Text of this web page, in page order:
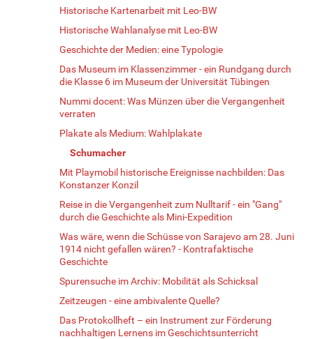
Historische Kartenarbeit mit Leo-BW
Historische Wahlanalyse mit Leo-BW
Geschichte der Medien: eine Typologie
Das Museum im Klassenzimmer - ein Rundgang durch
die Klasse 6 im Museum der Universität Tübingen
Nummi docent: Was Münzen über die Vergangenheit
verraten
Plakate als Medium: Wahlplakate
Schumacher
Mit Playmobil historische Ereignisse nachbilden: Das
Konstanzer Konzil
Reise in die Vergangenheit zum Nulltarif - ein "Gang"
durch die Geschichte als Mini-Expedition
Was wäre, wenn die Schüsse von Sarajevo am 28. Juni
1914 nicht gefallen wären? - Kontrafaktische
Geschichte
Spurensuche im Archiv: Mobilität als Schicksal
Zeitzeugen - eine ambivalente Quelle?
Das Protokollheft – ein Instrument zur Förderung
nachhaltigen Lernens im Geschichtsunterricht